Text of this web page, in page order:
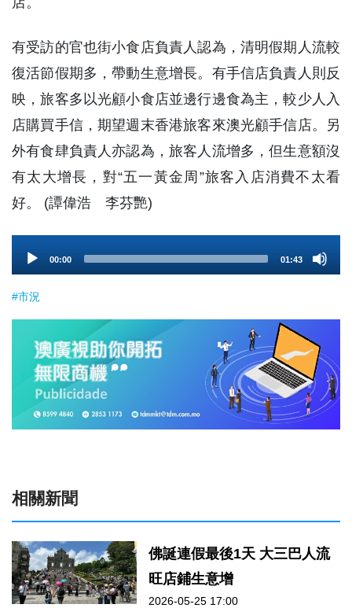
有受訪的官也街小食店負責人認為，清明假期人流較
復活節假期多，帶動生意增長。有手信店負責人則反
映，旅客多以光顧小食店並邊行邊食為主，較少人入
店購買手信，期望週末香港旅客來澳光顧手信店。另
外有食肆負責人亦認為，旅客人流增多，但生意額沒
有太大增長，對“五一黃金周”旅客入店消費不太看
好。 (譚偉浩 李芬艷)
Player
00:00 01:43
#市況
相關新聞
佛誕連假最後1天 大三巴人流
旺店鋪生意增
2026-05-25 17:00